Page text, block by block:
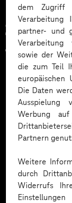
dem
Verarbeitung
partner- und
Verarbeitung
sowie der
die zum Teil
europäischen
Die Daten
Ausspielung
Werbung
Partnern
Weitere
durch
Widerrufs